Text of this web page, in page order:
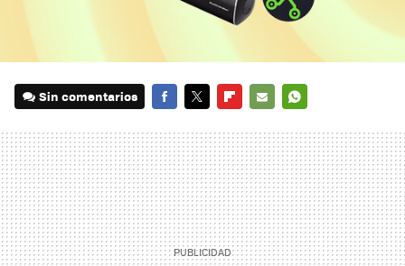
Sin comentarios
MAIL